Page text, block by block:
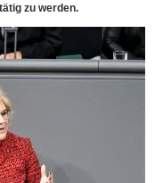
zu werden.